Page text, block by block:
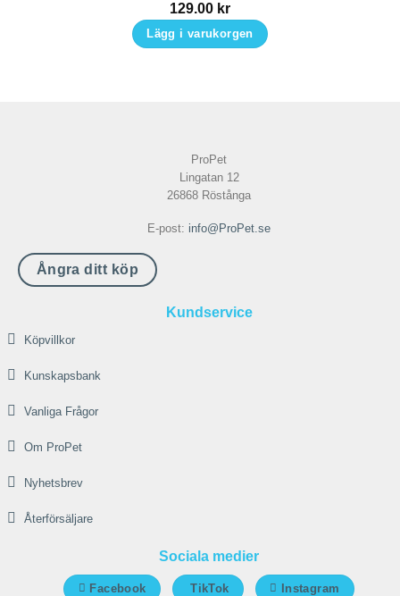
129.00 kr
Lägg i varukorgen
ProPet
Lingatan 12
26868 Röstånga
E-post: info@ProPet.se
Ångra ditt köp
Kundservice
Köpvillkor
Kunskapsbank
Vanliga Frågor
Om ProPet
Nyhetsbrev
Återförsäljare
Sociala medier
Facebook TikTok Instagram